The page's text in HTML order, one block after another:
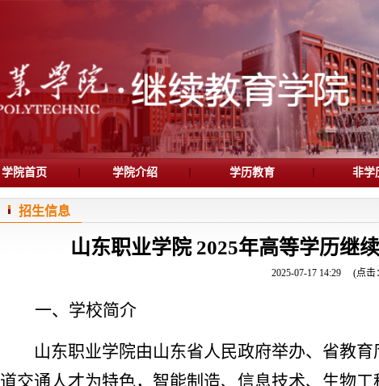
学院首页 学院介绍 学历教育 非学
招生信息
山东职业学院 2025年高等学历继
2025-07-17 14:29 (点击
一、 学校简介
山东职业学院由山东省人民政府举办、省教
道交通人才为特色，智能制造、信息技术、生物